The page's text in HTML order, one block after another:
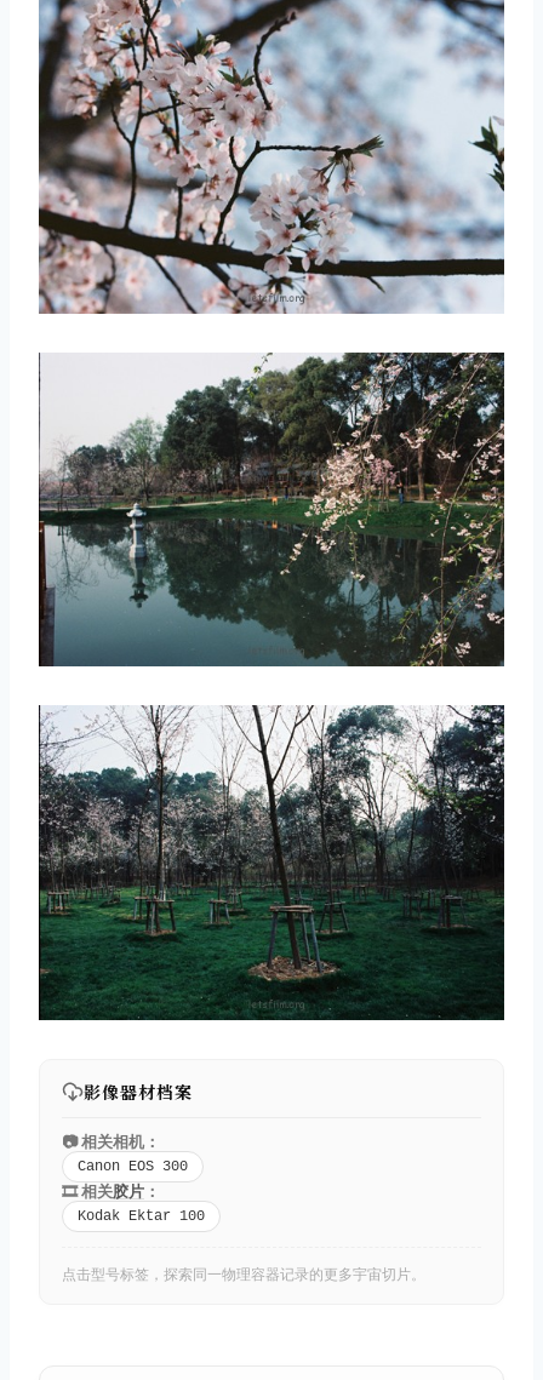
影像器材档案
📷 相关相机：
Canon EOS 300
🎞️ 相关胶片 ：
Kodak Ektar 100
点击型号标签，探索同一物理容器记录的更多宇宙切片。